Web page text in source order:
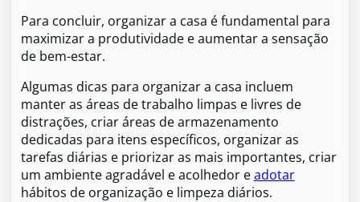
Para concluir, organizar a casa é fundamental para
maximizar a produtividade e aumentar a sensação
de bem-estar.
Algumas dicas para organizar a casa incluem
manter as áreas de trabalho limpas e livres de
distrações, criar áreas de armazenamento
dedicadas para itens específicos, organizar as
tarefas diárias e priorizar as mais importantes, criar
um ambiente agradável e acolhedor eadotar
hábitos de organização e limpeza diários.